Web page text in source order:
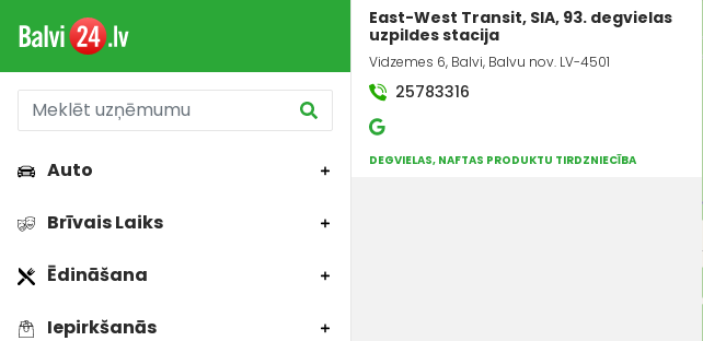
Auto
Brīvais Laiks
Ēdināšana
Iepirkšanās
East-West Transit, SIA, 93. degvielas
uzpildes stacija
Vidzemes 6, Balvi, Balvu nov. LV-4501
25783316
DEGVIELAS, NAFTAS PRODUKTU TIRDZNIECĪBA